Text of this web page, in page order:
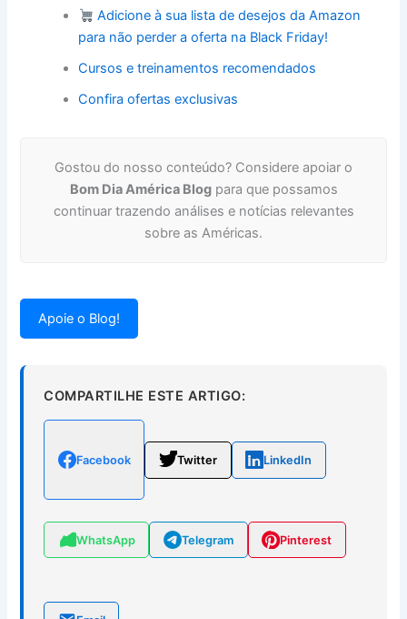
Adicione à sua lista de desejos da Amazon
para não perder a oferta na Black Friday!
Cursos e treinamentos recomendados
Confira ofertas exclusivas
Gostou do nosso conteúdo? Considere apoiar o
Bom Dia América Blogpara que possamos
continuar trazendo análises e notícias relevantes
sobre as Américas.
Apoie o Blog!
COMPARTILHE ESTE ARTIGO:
Facebook Twitter LinkedIn
WhatsApp Telegram Pinterest